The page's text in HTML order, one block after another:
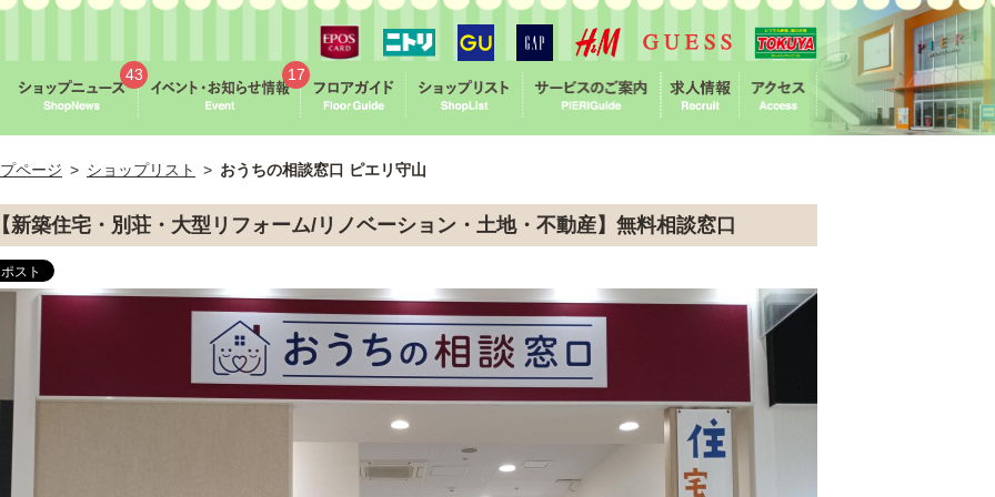
43 17
ページ > ショップリスト > おうちの相談窓口 ピエリ守山
新築住宅・別荘・大型リフォーム/リノベーション・土地・不動産】無料相談窓口